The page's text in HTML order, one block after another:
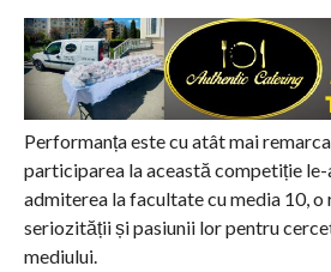
Performanța este cu atât mai
participarea la această competiție le-
admiterea la facultate cu media 10, o
seriozității și pasiunii lor pentru
mediului.